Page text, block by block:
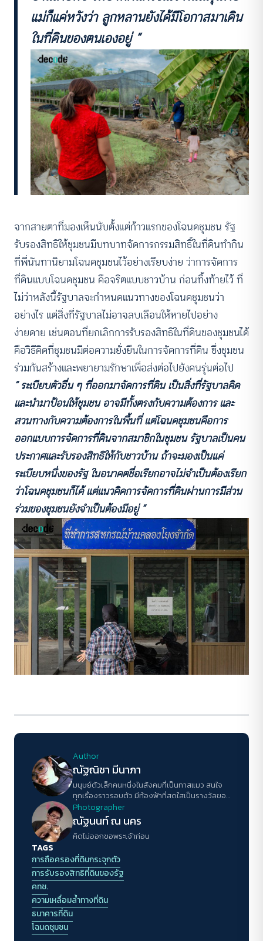
แม่ก็แค่หวังว่า ลูกหลานยังได้มีโอกาสมาเดิน
ในที่ดินของตนเองอยู่ ”
จากสายตาที่มองเห็นนับตั้งแต่ก้าวแรกของโฉนดชุมชน รัฐ
รับรองสิทธิให้ชุมชนมีบทบาทจัดการกรรมสิทธิ์ในที่ดินทำกิน
ที่พี่นันทานิยามโฉนดชุมชนไว้อย่างเรียบง่าย ว่าการจัดการ
ที่ดินแบบโฉนดชุมชน คือจริตแบบชาวบ้าน ก่อนทิ้งท้ายไว้ ที่
ไม่ว่าหลังนี้รัฐบาลจะกำหนดแนวทางของโฉนดชุมชนว่า
อย่างไร แต่สิ่งที่รัฐบาลไม่อาจลบเลือนให้หายไปอย่าง
ง่ายดาย เช่นตอนที่ยกเลิกการรับรองสิทธิในที่ดินของชุมชนได้
คือวิธีคิดที่ชุมชนมีต่อความยั่งยืนในการจัดการที่ดิน ซึ่งชุมชน
ร่วมกันสร้างและพยายามรักษาเพื่อส่งต่อไปยังคนรุ่นต่อไป
“ ระเบียบตัวอื่น ๆ ที่ออกมาจัดการที่ดิน เป็นสิ่งที่รัฐบาลคิด
และนำมาป้อนให้ชุมชน อาจมีทั้งตรงกับความต้องการ และ
สวนทางกับความต้องการในพื้นที่ แต่โฉนดชุมชนคือการ
ออกแบบการจัดการที่ดินจากสมาชิกในชุมชน รัฐบาลเป็นคน
ประกาศและรับรองสิทธิให้กับชาวบ้าน ถ้าจะมองเป็นแค่
ระเบียบหนึ่งของรัฐ ในอนาคตชื่อเรียกอาจไม่จำเป็นต้องเรียก
ว่าโฉนดชุมชนก็ได้ แต่แนวคิดการจัดการที่ดินผ่านการมีส่วน
ร่วมของชุมชนยังจำเป็นต้องมีอยู่ ”
Author
ณัฐณิชา มีนาภา
มนุษย์ตัวเล็กคนหนึ่งในสังคมที่เป็นทาสแมว สนใจ
ทุกเรื่องราวรอบตัว มีท้องฟ้าที่สดใสเป็นรางวัลของ
การใช้ชีวิตในแต่ละวัน
Photographer
ณัฐนนท์ ณ นคร
คิดไม่ออกขอพระเจ้าก่อน
TAGS
การถือครองที่ดินกระจุกตัว
การรับรองสิทธิที่ดินของรัฐ
คทช.
ความเหลื่อมล้ำทางที่ดิน
ธนาคารที่ดิน
โฉนดชุมชน